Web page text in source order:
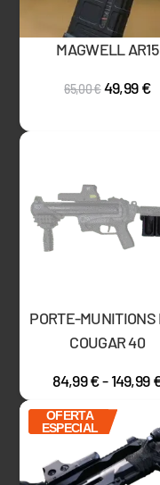
MAGWELL AR15
65,00€ 49,99€
PORTE-MUNITIONS
COUGAR 40
84,99€- 149,99
OFERTA
ESPECIAL